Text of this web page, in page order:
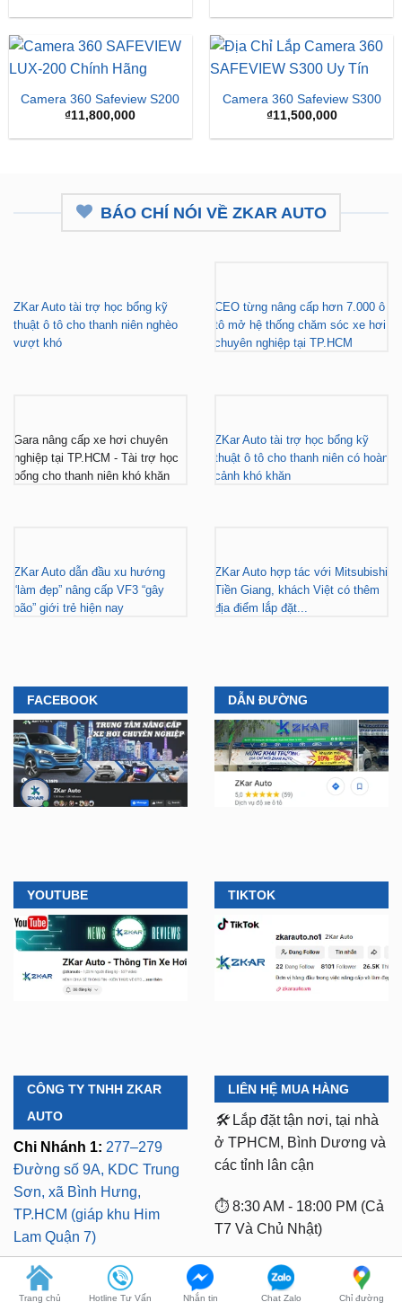
là:
tại
Camera 360 Safeview S200
₫11,800,000
Camera 360 Safeview S300
₫11,500,000
BÁO CHÍ NÓI VỀ ZKAR AUTO
ZKar Auto tài trợ học bổng kỹ
thuật ô tô cho thanh niên nghèo
vượt khó
CEO từng nâng cấp hơn 7.000 ô
tô mở hệ thống chăm sóc xe hơi
chuyên nghiệp tại TP.HCM
Gara nâng cấp xe hơi chuyên
nghiệp tại TP.HCM - Tài trợ học
bổng cho thanh niên khó khăn
ZKar Auto tài trợ học bổng kỹ
thuật ô tô cho thanh niên có hoàn
cảnh khó khăn
ZKar Auto dẫn đầu xu hướng
“làm đẹp” nâng cấp VF3 “gây
bão” giới trẻ hiện nay
ZKar Auto hợp tác với Mitsubishi
Tiền Giang, khách Việt có thêm
địa điểm lắp đặt...
FACEBOOK DẪN ĐƯỜNG
YOUTUBE TIKTOK
CÔNG TY TNHH ZKAR
AUTO
Chi Nhánh 1: 277–279
Đường số 9A, KDC Trung
Sơn, xã Bình Hưng,
TP.HCM (giáp khu Him
Lam Quận 7)
Chi Nhánh 2:
93 Trương
Định, P. Thủ Dầu Một,
LIÊN HỆ MUA HÀNG
🛠️ Lắp đặt tận nơi, tại nhà
ở TPHCM, Bình Dương và
các tỉnh lân cận
⏱️ 8:30 AM - 18:00 PM (Cả
T7 Và Chủ Nhật)
Mã số thuế:
0318103254 -
Ngày cấp phép:
Trang chủ Hotline Tư Vấn Nhắn tin Chat Zalo Chỉ đường